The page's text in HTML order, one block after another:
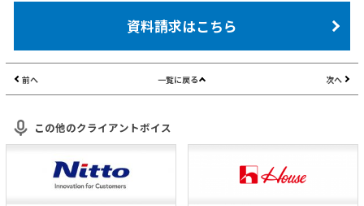
資料請求はこちら
前へ 一覧に戻る 次へ
この他のクライアントボイス